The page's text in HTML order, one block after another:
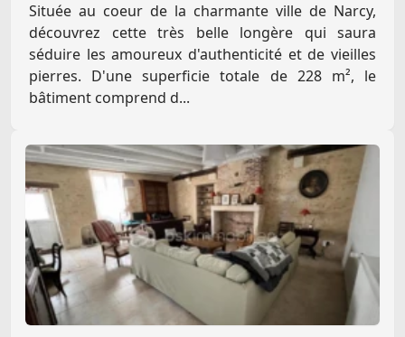
Située au coeur de la charmante ville de Narcy,
découvrez cette très belle longère qui saura
séduire les amoureux d'authenticité et de vieilles
pierres. D'une superficie totale de 228 m², le
bâtiment comprend d...